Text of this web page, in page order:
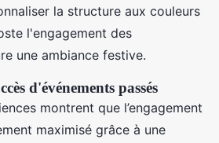
la structure aux couleurs
l'engagement des
une ambiance festive.
d'événements passés
montrent que l’engagement
maximisé grâce à une